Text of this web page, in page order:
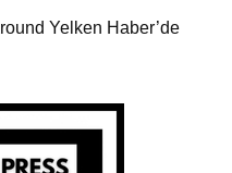
Yelken Haber’de